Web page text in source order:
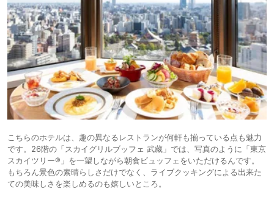
こちらのホテルは、趣の異なるレストランが何軒も揃っている点も魅力
です。26階の「スカイグリルブッフェ 武藏」では、写真のように「東京
スカイツリー®」を一望しながら朝食ビュッフェをいただけるんです。
もちろん景色の素晴らしさだけでなく、ライブクッキングによる出来た
ての美味しさを楽しめるのも嬉しいところ。